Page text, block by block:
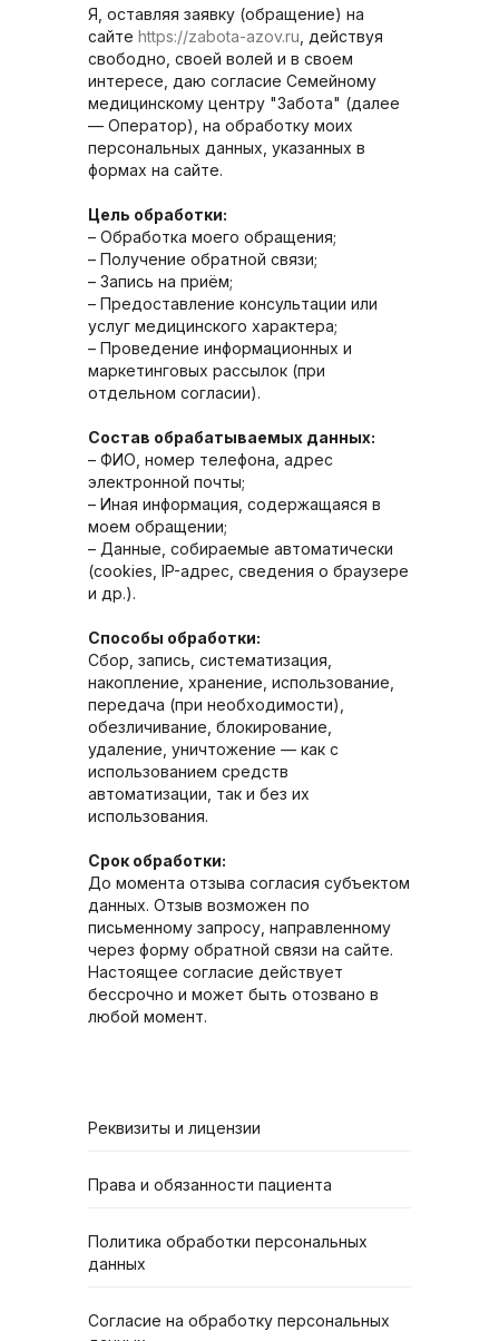
Я, оставляя заявку (обращение) на
сайте https://zabota-azov.ru , действуя
свободно, своей волей и в своем
интересе, даю согласие Семейному
медицинскому центру "Забота" (далее
— Оператор), на обработку моих
персональных данных, указанных в
формах на сайте.
Цель обработки:
– Обработка моего обращения;
– Получение обратной связи;
– Запись на приём;
– Предоставление консультации или
услуг медицинского характера;
– Проведение информационных и
маркетинговых рассылок (при
отдельном согласии).
Состав обрабатываемых данных:
– ФИО, номер телефона, адрес
электронной почты;
– Иная информация, содержащаяся в
моем обращении;
– Данные, собираемые автоматически
(cookies, IP-адрес, сведения о браузере
и др.).
Способы обработки:
Сбор, запись, систематизация,
накопление, хранение, использование,
передача (при необходимости),
обезличивание, блокирование,
удаление, уничтожение — как с
использованием средств
автоматизации, так и без их
использования.
Срок обработки:
До момента отзыва согласия субъектом
данных. Отзыв возможен по
письменному запросу, направленному
через форму обратной связи на сайте.
Настоящее согласие действует
бессрочно и может быть отозвано в
любой момент.
Реквизиты и лицензии
Права и обязанности пациента
Политика обработки персональных
данных
Согласие на обработку персональных